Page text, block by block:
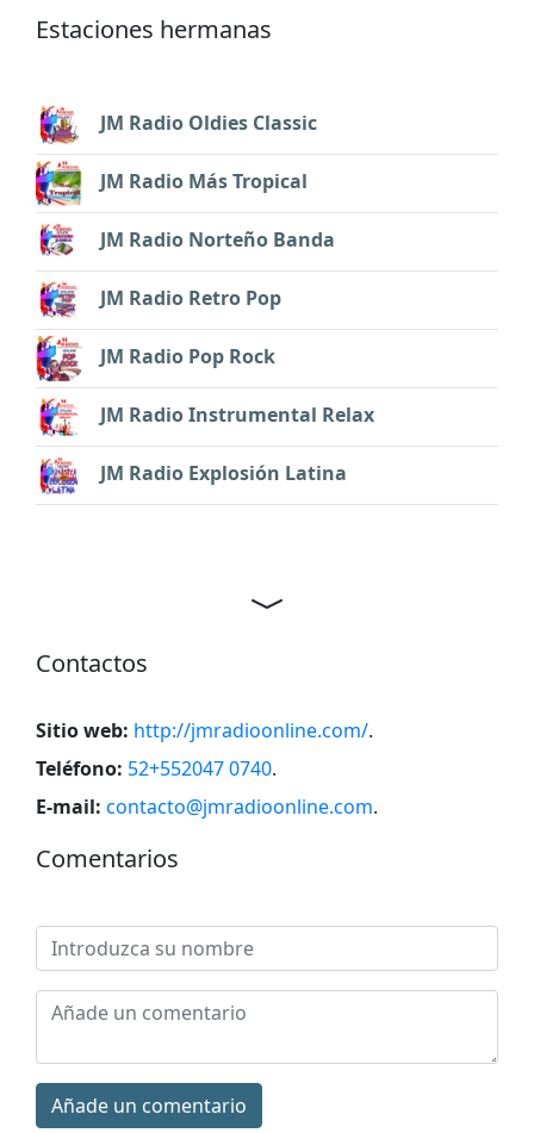
Estaciones hermanas
JM Radio Oldies Classic
JM Radio Más Tropical
JM Radio Norteño Banda
JM Radio Retro Pop
JM Radio Pop Rock
JM Radio Instrumental Relax
JM Radio Explosión Latina
Contactos
Sitio web: http://jmradioonline.com/.
Teléfono: 52+552047 0740.
E-mail: contacto@jmradioonline.com.
Comentarios
Añade un comentario